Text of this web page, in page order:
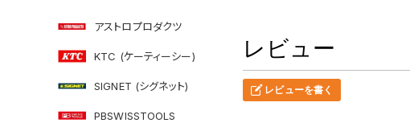
アストロプロダクツ
KTC (ケーティーシー)
SIGNET (シグネット)
PBSWISSTOOLS
レビュー
レビューを書く